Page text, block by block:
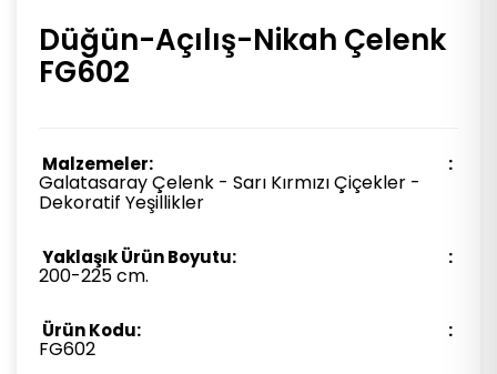
Düğün-Açılış-Nikah Çelenk
FG602
Malzemeler:
Galatasaray Çelenk - Sarı Kırmızı Çiçekler -
Dekoratif Yeşillikler
Yaklaşık Ürün Boyutu:
200-225 cm.
Ürün Kodu:
FG602